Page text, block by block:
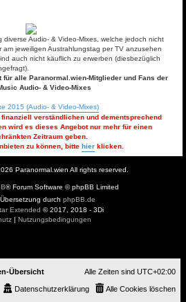
diverse Audio- & Video-Mixes, welche jedoch nicht
am jeweiligen Austrahlungstag per TV anzusehen
auch nicht käuflich zu erwerben (diesbezüglich
alle Paranormal.wien-Mitglieder und Fans der
Audio- & Video-Mixes
2015 (Audio- & Video-Mixes)
verständlichen und dementsprechend
wird es dieses Angebot nur mehr für einen
Zeitraum geben.
zu können, bitte hier klicken.
Übersicht Alle Zeiten sindUTC+02:00
Alle Cookies löschen
Datenschutzerklärung
Paranormal.wien All rights reserved.
® Forum Software © phpBB Limited
durch phpBB.de
Extended © 2017, 2018 - 3Di
| Nutzungsbedingungen